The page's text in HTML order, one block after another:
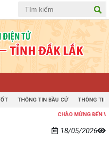
THÔNG TIN BẦU CỬ THÔNG TIN
CHÀO MỪNG ĐẾN VỚI TRANG
18/05/2026